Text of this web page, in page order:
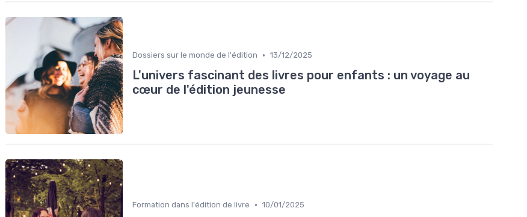
Dossiers sur le monde de l'édition • 13/12/2025
L'univers fascinant des livres pour enfants : un voyage au
cœur de l'édition jeunesse
Formation dans l'édition de livre • 10/01/2025